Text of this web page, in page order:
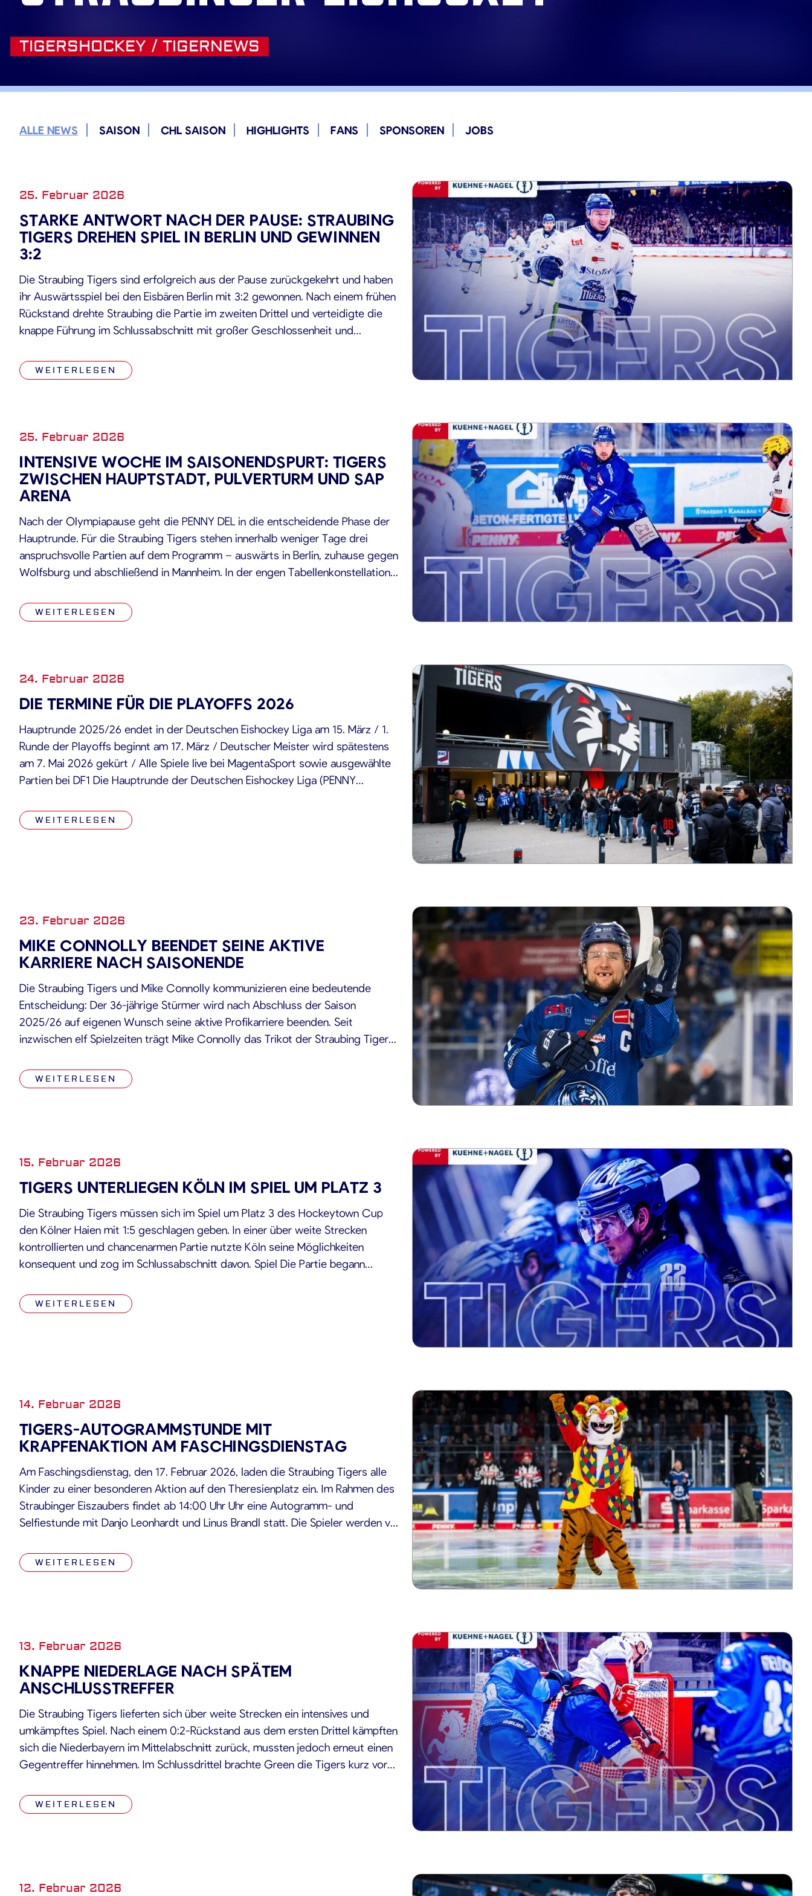
TIGERSHOCKEY / TIGERNEWS
ALLE NEWS SAISON CHL SAISON HIGHLIGHTS FANS SPONSOREN JOBS
25. Februar 2026
STARKE ANTWORT NACH DER PAUSE: STRAUBING
TIGERS DREHEN SPIEL IN BERLIN UND GEWINNEN
3:2
Die Straubing Tigers sind erfolgreich aus der Pause zurückgekehrt und haben
ihr Auswärtsspiel bei den Eisbären Berlin mit 3:2 gewonnen. Nach einem frühen
Rückstand drehte Straubing die Partie im zweiten Drittel und verteidigte die
knappe Führung im Schlussabschnitt mit großer Geschlossenheit und
Strafzeiten auf beiden […]
WEITERLESEN
25. Februar 2026
INTENSIVE WOCHE IM SAISONENDSPURT: TIGERS
ZWISCHEN HAUPTSTADT, PULVERTURM UND SAP
ARENA
Nach der Olympiapause geht die PENNY DEL in die entscheidende Phase der
Hauptrunde. Für die Straubing Tigers stehen innerhalb weniger Tage drei
anspruchsvolle Partien auf dem Programm – auswärts in Berlin, zuhause gegen
Wolfsburg und abschließend in Mannheim. In der engen Tabellenkonstellation
Viertelfinal-Qualifikation […]
WEITERLESEN
24. Februar 2026
DIE TERMINE FÜR DIE PLAYOFFS 2026
Hauptrunde 2025/26 endet in der Deutschen Eishockey Liga am 15. März / 1.
Runde der Playoffs beginnt am 17. März / Deutscher Meister wird spätestens
am 7. Mai 2026 gekürt / Alle Spiele live bei MagentaSport sowie ausgewählte
Partien bei DF1 Die Hauptrunde der Deutschen Eishockey Liga (PENNY
WEITERLESEN
23. Februar 2026
MIKE CONNOLLY BEENDET SEINE AKTIVE
KARRIERE NACH SAISONENDE
Die Straubing Tigers und Mike Connolly kommunizieren eine bedeutende
Entscheidung: Der 36-jährige Stürmer wird nach Abschluss der Saison
2025/26 auf eigenen Wunsch seine aktive Profikarriere beenden. Seit
inzwischen elf Spielzeiten trägt Mike Connolly das Trikot der Straubing Tigers,
Übersicht prägte der Kanadier über mehr als ein […]
WEITERLESEN
15. Februar 2026
TIGERS UNTERLIEGEN KÖLN IM SPIEL UM PLATZ 3
Die Straubing Tigers müssen sich im Spiel um Platz 3 des Hockeytown Cup
den Kölner Haien mit 1:5 geschlagen geben. In einer über weite Strecken
kontrollierten und chancenarmen Partie nutzte Köln seine Möglichkeiten
konsequent und zog im Schlussabschnitt davon. Spiel Die Partie begann
WEITERLESEN
14. Februar 2026
TIGERS-AUTOGRAMMSTUNDE MIT
KRAPFENAKTION AM FASCHINGSDIENSTAG
Am Faschingsdienstag, den 17. Februar 2026, laden die Straubing Tigers alle
Kinder zu einer besonderen Aktion auf den Theresienplatz ein. Im Rahmen des
Straubinger Eiszaubers findet ab 14:00 Uhr Uhr eine Autogramm- und
Selfiestunde mit Danjo Leonhardt und Linus Brandl statt. Die Spieler werden vor
[…]WEITERLESEN
13. Februar 2026
KNAPPE NIEDERLAGE NACH SPÄTEM
ANSCHLUSSTREFFER
Die Straubing Tigers lieferten sich über weite Strecken ein intensives und
umkämpftes Spiel. Nach einem 0:2-Rückstand aus dem ersten Drittel kämpften
sich die Niederbayern im Mittelabschnitt zurück, mussten jedoch erneut einen
Gegentreffer hinnehmen. Im Schlussdrittel brachte Green die Tigers kurz vor
[…]WEITERLESEN
12. Februar 2026